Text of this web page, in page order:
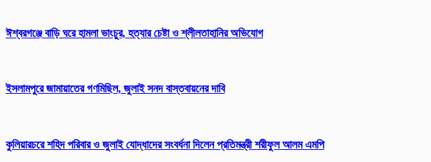
ঈশ্বরগঞ্জে বাড়ি ঘরে হামলা ভাংচুর, হত্যার চেষ্টা ও শ্লীলতাহানির অভিযোগ
ইসলামপুরে জামায়াতের গণমিছিল, জুলাই সনদ বাস্তবায়নের দাবি
কুলিয়ারচরে শহিদ পরিবার ও জুলাই যোদ্ধাদের সংবর্ধনা দিলেন প্রতিমন্ত্রী শরীফুল আলম এমপি